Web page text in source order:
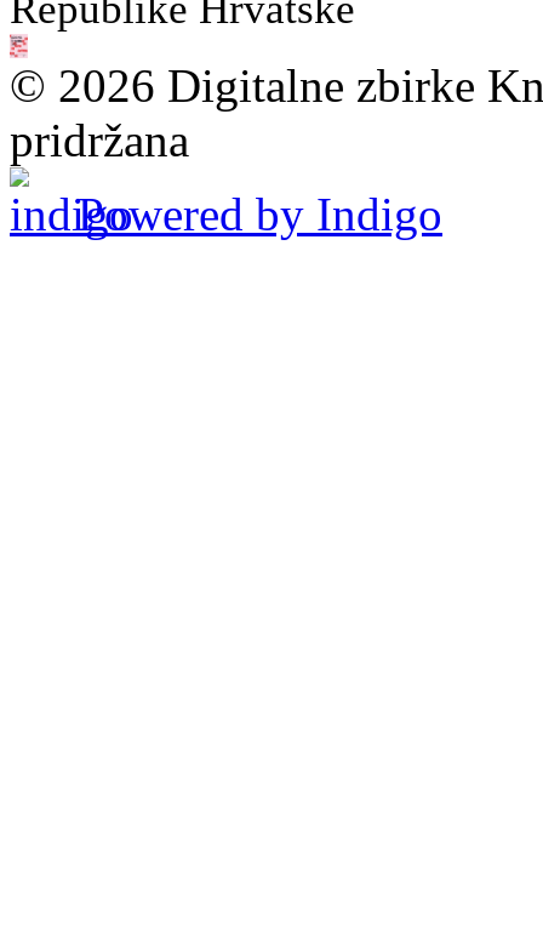
© 2026 Digitalne zbirke
pridržana
Powered by Indigo